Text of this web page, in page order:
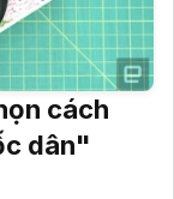
cách
dân"